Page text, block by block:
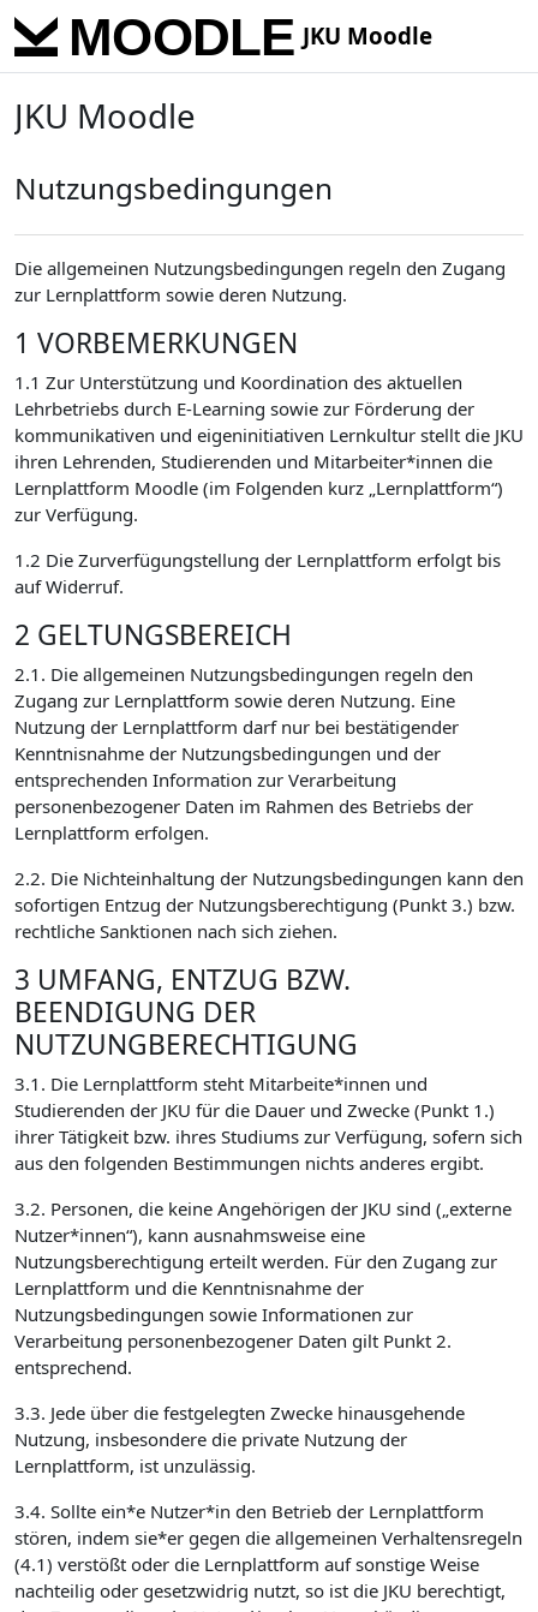
Skip to main content
JKU Moodle
JKU Moodle
Nutzungsbedingungen
Die allgemeinen Nutzungsbedingungen regeln den Zugang
zur Lernplattform sowie deren Nutzung.
1 VORBEMERKUNGEN
1.1 Zur Unterstützung und Koordination des aktuellen
Lehrbetriebs durch E-Learning sowie zur Förderung der
kommunikativen und eigeninitiativen Lernkultur stellt die JKU
ihren Lehrenden, Studierenden und Mitarbeiter*innen die
Lernplattform Moodle (im Folgenden kurz „Lernplattform“)
zur Verfügung.
1.2 Die Zurverfügungstellung der Lernplattform erfolgt bis
auf Widerruf.
2 GELTUNGSBEREICH
2.1. Die allgemeinen Nutzungsbedingungen regeln den
Zugang zur Lernplattform sowie deren Nutzung. Eine
Nutzung der Lernplattform darf nur bei bestätigender
Kenntnisnahme der Nutzungsbedingungen und der
entsprechenden Information zur Verarbeitung
personenbezogener Daten im Rahmen des Betriebs der
Lernplattform erfolgen.
2.2. Die Nichteinhaltung der Nutzungsbedingungen kann den
sofortigen Entzug der Nutzungsberechtigung (Punkt 3.) bzw.
rechtliche Sanktionen nach sich ziehen.
3 UMFANG, ENTZUG BZW.
BEENDIGUNG DER
NUTZUNGBERECHTIGUNG
3.1. Die Lernplattform steht Mitarbeite*innen und
Studierenden der JKU für die Dauer und Zwecke (Punkt 1.)
ihrer Tätigkeit bzw. ihres Studiums zur Verfügung, sofern sich
aus den folgenden Bestimmungen nichts anderes ergibt.
3.2. Personen, die keine Angehörigen der JKU sind („externe
Nutzer*innen“), kann ausnahmsweise eine
Nutzungsberechtigung erteilt werden. Für den Zugang zur
Lernplattform und die Kenntnisnahme der
Nutzungsbedingungen sowie Informationen zur
Verarbeitung personenbezogener Daten gilt Punkt 2.
entsprechend.
3.3. Jede über die festgelegten Zwecke hinausgehende
Nutzung, insbesondere die private Nutzung der
Lernplattform, ist unzulässig.
3.4. Sollte ein*e Nutzer*in den Betrieb der Lernplattform
stören, indem sie*er gegen die allgemeinen Verhaltensregeln
(4.1) verstößt oder die Lernplattform auf sonstige Weise
nachteilig oder gesetzwidrig nutzt, so ist die JKU berechtigt,